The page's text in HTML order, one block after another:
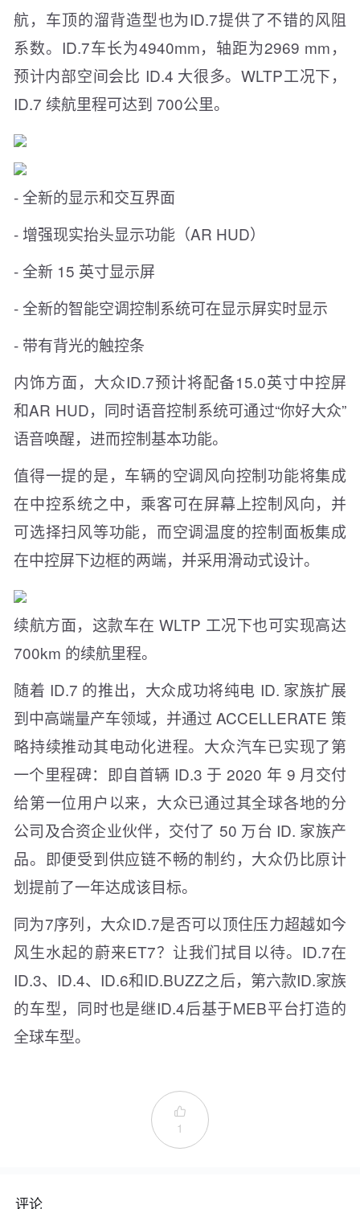
航，车顶的溜背造型也为ID.7提供了不错的风阻
系数。ID.7车长为4940mm，轴距为2969 mm，
预计内部空间会比 ID.4 大很多。WLTP工况下，
ID.7 续航里程可达到 700公里。
- 全新的显示和交互界面
- 增强现实抬头显示功能（AR HUD）
- 全新 15 英寸显示屏
- 全新的智能空调控制系统可在显示屏实时显示
- 带有背光的触控条
内饰方面，大众ID.7预计将配备15.0英寸中控屏
和AR HUD，同时语音控制系统可通过“你好大众”
语音唤醒，进而控制基本功能。
值得一提的是，车辆的空调风向控制功能将集成
在中控系统之中，乘客可在屏幕上控制风向，并
可选择扫风等功能，而空调温度的控制面板集成
在中控屏下边框的两端，并采用滑动式设计。
续航方面，这款车在 WLTP 工况下也可实现高达
700km 的续航里程。
随着 ID.7 的推出，大众成功将纯电 ID. 家族扩展
到中高端量产车领域，并通过 ACCELLERATE 策
略持续推动其电动化进程。大众汽车已实现了第
一个里程碑：即自首辆 ID.3 于 2020 年 9 月交付
给第一位用户以来，大众已通过其全球各地的分
公司及合资企业伙伴，交付了 50 万台 ID. 家族产
品。即便受到供应链不畅的制约，大众仍比原计
划提前了一年达成该目标。
同为7序列，大众ID.7是否可以顶住压力超越如今
风生水起的蔚来ET7？让我们拭目以待。ID.7在
ID.3、ID.4、ID.6和ID.BUZZ之后，第六款ID.家族
的车型，同时也是继ID.4后基于MEB平台打造的
全球车型。

1
评论